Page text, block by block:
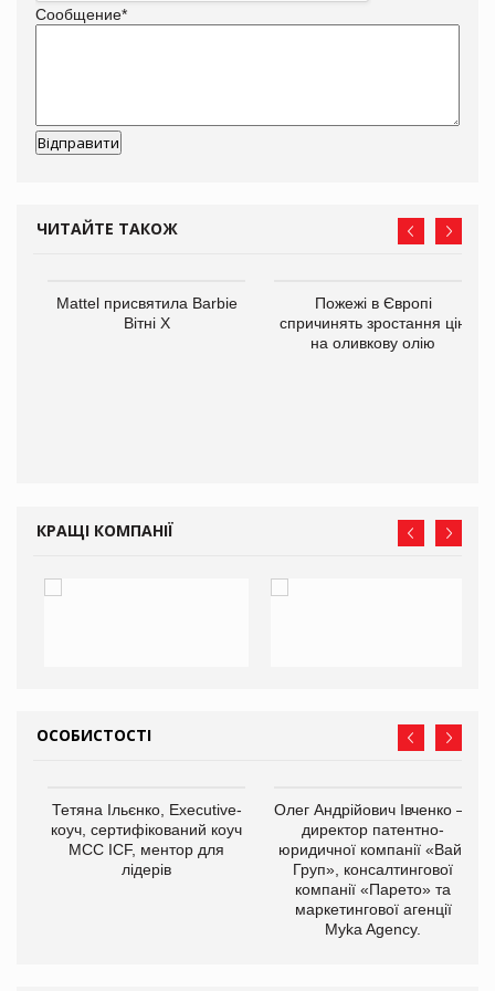
Сообщение*
ЧИТАЙТЕ ТАКОЖ
Mattel присвятила Barbie
Вітні Х
Пожежі в Європі
спричинять зростання цін
на оливкову олію
КРАЩІ КОМПАНІЇ
ОСОБИСТОСТІ
Тетяна Ільєнко, Executive-
коуч, сертифікований коуч
МСС ICF, ментор для
лідерів
Олег Андрійович Івченко —
директор патентно-
юридичної компанії «Вайз
Груп», консалтингової
компанії «Парето» та
маркетингової агенції
Myka Agency.